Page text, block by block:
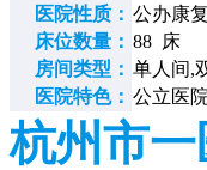
医院性质： 公办康
床位数量： 88 床
房间类型： 单人间,
医院特色： 公立医
杭州市